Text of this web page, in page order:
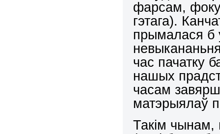
фарсам,
гэтага).
прымалася б
час пачатку
нашых
часам
матэрыялаў
Такім чынам,